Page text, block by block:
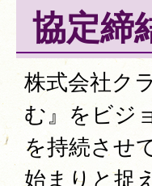
協定締
株式会社ク
む』をビジ
を持続させ
始まりと捉